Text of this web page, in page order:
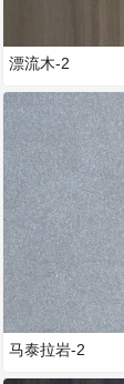
漂流木-2
马泰拉岩-2